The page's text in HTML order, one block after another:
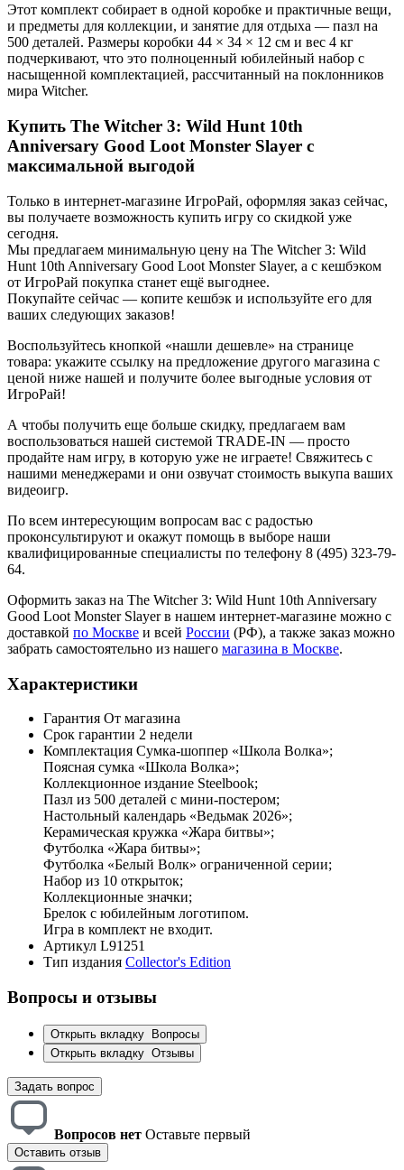
Этот комплект собирает в одной коробке и практичные вещи,
и предметы для коллекции, и занятие для отдыха — пазл на
500 деталей. Размеры коробки 44 × 34 × 12 см и вес 4 кг
подчеркивают, что это полноценный юбилейный набор с
насыщенной комплектацией, рассчитанный на поклонников
мира Witcher.
Купить The Witcher 3: Wild Hunt 10th
Anniversary Good Loot Monster Slayer с
максимальной выгодой
Только в интернет-магазине ИгроРай, оформляя заказ сейчас,
вы получаете возможность купить игру со скидкой уже
сегодня.
Мы предлагаем минимальную цену на The Witcher 3: Wild
Hunt 10th Anniversary Good Loot Monster Slayer, а с кешбэком
от ИгроРай покупка станет ещё выгоднее.
Покупайте сейчас — копите кешбэк и используйте его для
ваших следующих заказов!
Воспользуйтесь кнопкой «нашли дешевле» на странице
товара: укажите ссылку на предложение другого магазина с
ценой ниже нашей и получите более выгодные условия от
ИгроРай!
А чтобы получить еще больше скидку, предлагаем вам
воспользоваться нашей системой TRADE-IN — просто
продайте нам игру, в которую уже не играете! Свяжитесь с
нашими менеджерами и они озвучат стоимость выкупа ваших
видеоигр.
По всем интересующим вопросам вас с радостью
проконсультируют и окажут помощь в выборе наши
квалифицированные специалисты по телефону 8 (495) 323-79-
64.
Оформить заказ на The Witcher 3: Wild Hunt 10th Anniversary
Good Loot Monster Slayer в нашем интернет-магазине можно с
доставкой по Москве и всей России (РФ), а также заказ можно
забрать самостоятельно из нашего магазина в Москве.
Характеристики
Гарантия От магазина
Срок гарантии 2 недели
Комплектация Сумка-шоппер «Школа Волка»;
Поясная сумка «Школа Волка»;
Коллекционное издание Steelbook;
Пазл из 500 деталей с мини-постером;
Настольный календарь «Ведьмак 2026»;
Керамическая кружка «Жара битвы»;
Футболка «Жара битвы»;
Футболка «Белый Волк» ограниченной серии;
Набор из 10 открыток;
Коллекционные значки;
Брелок с юбилейным логотипом.
Игра в комплект не входит.
Артикул L91251
Тип издания Collector's Edition
Вопросы и отзывы
Открыть вкладку
Вопросы
Открыть вкладку Отзывы
Задать вопрос
Вопросов нет Оставьте первый
Оставить отзыв